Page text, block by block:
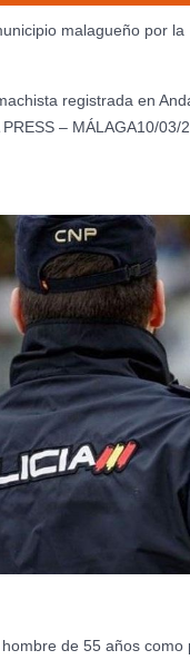
malagueño por
registrada en
– MÁLAGA10/03/
de 55 años